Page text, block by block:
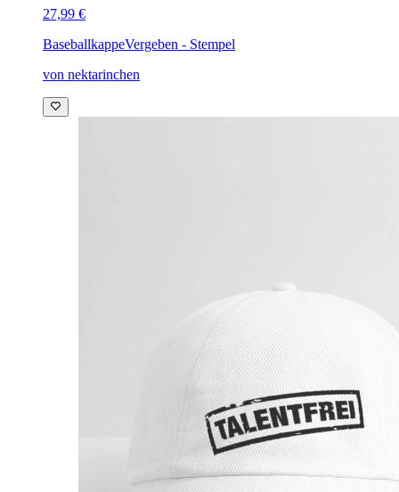
27,99 €
BaseballkappeVergeben - Stempel
von nektarinchen